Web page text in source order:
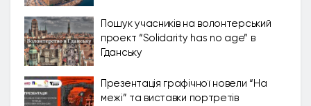
Пошук учасників на волонтерський
проект “Solidarity has no age” в
Гданську
Презентація графічної новели “На
межі” та виставки портретів